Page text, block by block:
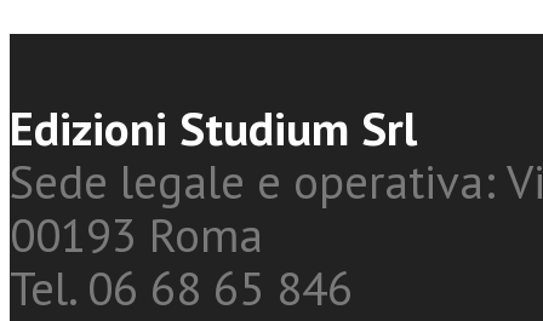
Edizioni Studium Srl
Sede legale e operativa:
00193 Roma
Tel. 06 68 65 846